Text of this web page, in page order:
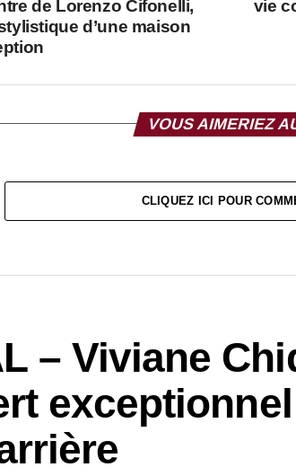
vie
de Lorenzo Cifonelli,
d’une maison
VOUS AIMERIEZ
CLIQUEZ ICI POUR
– Viviane